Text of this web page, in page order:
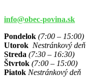
info@obec-povina.sk
Pondelok (7:00 – 15:00)
Utorok Nestránkový deň
Streda (7:30 – 16:30)
Štvrtok (7:00 – 15:00)
Piatok Nestránkový deň